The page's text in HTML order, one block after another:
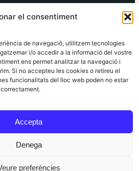
el consentiment
de navegació, utilitzem tecnologies
i/o accedir a la informació del vostre
ens permet analitzar la navegació i
Si no accepteu les cookies o retireu el
funcionalitats del lloc web poden no estar
Accepta
Denega
preferències